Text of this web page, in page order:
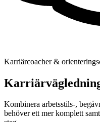
Karriärcoacher &
Kombinera arbetsstils-,
behöver ett mer komplett